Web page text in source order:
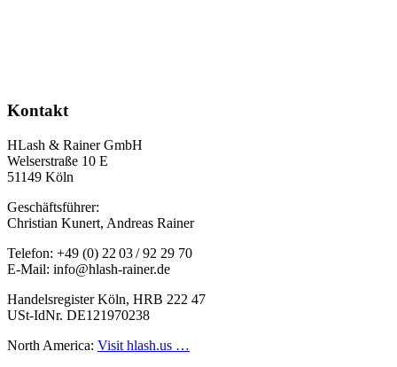
Kontakt
HLash & Rainer GmbH
Welserstraße 10 E
51149 Köln
Geschäftsführer:
Christian Kunert, Andreas Rainer
Telefon: +49 (0) 22 03 / 92 29 70
E-Mail: info@hlash-rainer.de
Handelsregister Köln, HRB 222 47
USt-IdNr. DE121970238
North America: Visit hlash.us …